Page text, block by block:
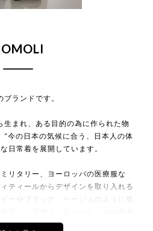
ッセンジャーバッグを買取致しまし
年8月買取
インドオル青山店でコモリ シルクフリー
ランドです。
生まれ、ある目的の為に作られた物
“今の日本の気候に合う、日本人の体
日常着を展開しています。
リタリー、ヨーロッパの医療服な
ティールからデザインを取り入れる
ーやブラック、ベージュのように単
エットは、着用して動きが加わる事